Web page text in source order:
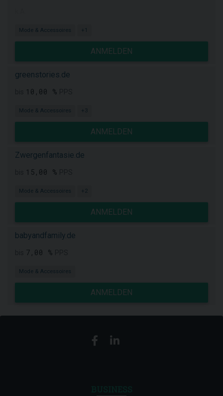
Mode & Accessoires +1
ANMELDEN
greenstories.de
10,00 %
Mode & Accessoires +3
ANMELDEN
Zwergenfantasie.de
15,00 %
Mode & Accessoires +2
ANMELDEN
babyandfamily.de
7,00 %
Mode & Accessoires
ANMELDEN